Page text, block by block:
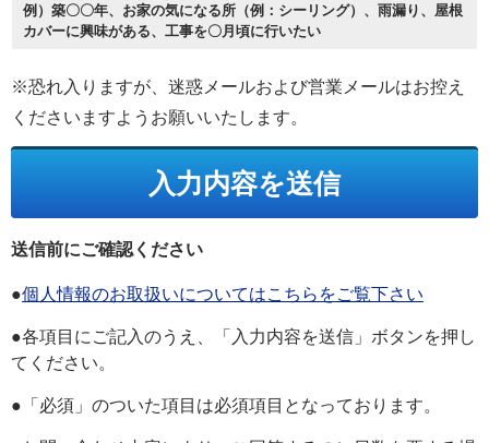
例）築〇〇年、お家の気になる所（例：シーリング）、雨漏り、屋根
カバーに興味がある、工事を〇月頃に行いたい
※恐れ入りますが、迷惑メールおよび営業メールはお控え
くださいますようお願いいたします。
送信前にご確認ください
●個人情報のお取扱いについてはこちらをご覧下さい
●各項目にご記入のうえ、「入力内容を送信」ボタンを押し
てください。
●「必須」のついた項目は必須項目となっております。